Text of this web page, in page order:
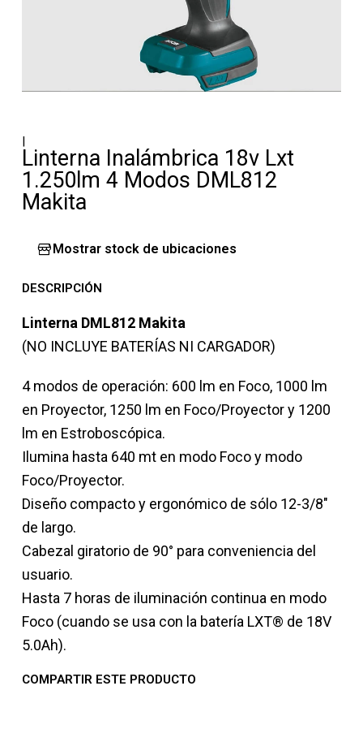
|
Linterna Inalámbrica 18v Lxt
1.250lm 4 Modos DML812
Makita
Mostrar stock de ubicaciones
DESCRIPCIÓN
Linterna DML812 Makita
(NO INCLUYE BATERÍAS NI CARGADOR)
4 modos de operación: 600 lm en Foco, 1000 lm
en Proyector, 1250 lm en Foco/Proyector y 1200
lm en Estroboscópica.
Ilumina hasta 640 mt en modo Foco y modo
Foco/Proyector.
Diseño compacto y ergonómico de sólo 12-3/8"
de largo.
Cabezal giratorio de 90° para conveniencia del
usuario.
Hasta 7 horas de iluminación continua en modo
Foco (cuando se usa con la batería LXT® de 18V
5.0Ah).
COMPARTIR ESTE PRODUCTO